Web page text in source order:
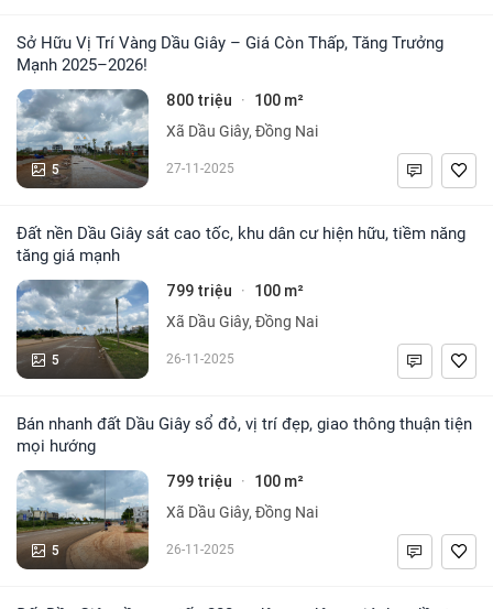
Sở Hữu Vị Trí Vàng Dầu Giây – Giá Còn Thấp, Tăng Trưởng
Mạnh 2025–2026!
5
800 triệu · 100 m²
Xã Dầu Giây, Đồng Nai
27-11-2025
Đất nền Dầu Giây sát cao tốc, khu dân cư hiện hữu, tiềm năng
tăng giá mạnh
5
799 triệu · 100 m²
Xã Dầu Giây, Đồng Nai
26-11-2025
Bán nhanh đất Dầu Giây sổ đỏ, vị trí đẹp, giao thông thuận tiện
mọi hướng
5
799 triệu · 100 m²
Xã Dầu Giây, Đồng Nai
26-11-2025